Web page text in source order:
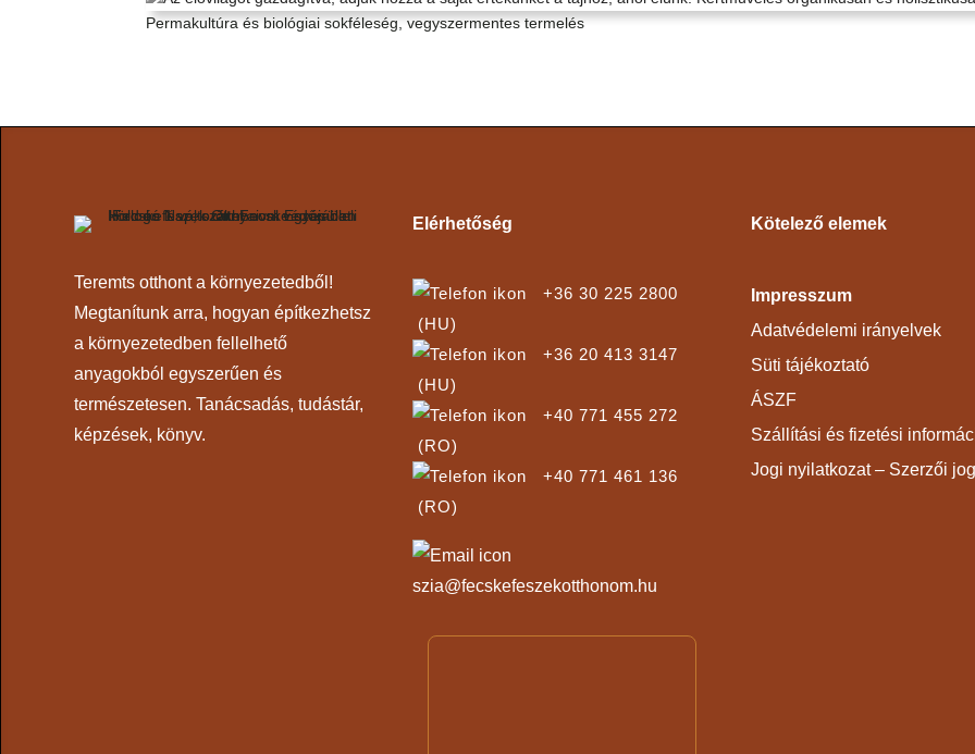
Permakultúra és biológiai sokféleség, vegyszermentes termelés
Teremts otthont a környezetedből!
Megtanítunk arra, hogyan építkezhetsz
a környezetedben fellelhető
anyagokból egyszerűen és
természetesen. Tanácsadás, tudástár,
képzések, könyv.
Elérhetőség
+36 30 225 2800
(HU)
+36 20 413 3147
(HU)
+40 771 455 272
(RO)
+40 771 461 136
(RO)
szia@fecskefeszekotthonom.hu
Kötelező elemek
Impresszum
Adatvédelemi irányelvek
Süti tájékoztató
ÁSZF
Szállítási és fizetési
Jogi nyilatkozat – Szerzői